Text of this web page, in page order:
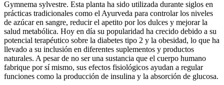
Gymnema sylvestre. Esta planta ha sido utilizada durante siglos en
prácticas tradicionales como el Ayurveda para controlar los niveles
de azúcar en sangre, reducir el apetito por los dulces y mejorar la
salud metabólica. Hoy en día su popularidad ha crecido debido a su
potencial terapéutico sobre la diabetes tipo 2 y la obesidad, lo que ha
llevado a su inclusión en diferentes suplementos y productos
naturales. A pesar de no ser una sustancia que el cuerpo humano
fabrique por sí mismo, sus efectos fisiológicos ayudan a regular
funciones como la producción de insulina y la absorción de glucosa.